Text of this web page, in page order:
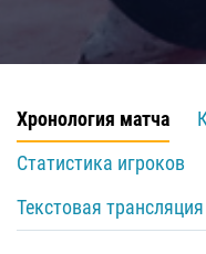
Хронология матча
Статистика игроков
Текстовая трансляция